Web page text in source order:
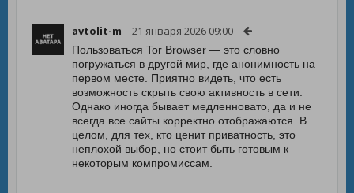
avtolit-m 21 января 2026 09:00
Пользоваться Tor Browser — это словно
погружаться в другой мир, где анонимность на
первом месте. Приятно видеть, что есть
возможность скрыть свою активность в сети.
Однако иногда бывает медленновато, да и не
всегда все сайты корректно отображаются. В
целом, для тех, кто ценит приватность, это
неплохой выбор, но стоит быть готовым к
некоторым компромиссам.